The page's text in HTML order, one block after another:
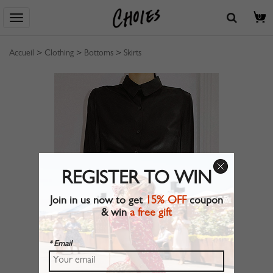
0
Accueil > Clothing > Bottoms > Skirts
REGISTER TO WIN
Join in us now to get15% OFFcoupon
& wina free gift
* Email